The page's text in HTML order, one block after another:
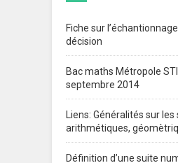
Fiche sur
décision
Bac maths Métropole
septembre 2014
Liens: Généralités sur
arithmétiques,
Définition d’une suite